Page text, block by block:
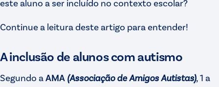
este aluno a ser incluído no contexto escolar?
Continue a leitura deste artigo para entender!
A inclusão de alunos com autismo
Segundo a AMA (Associação de Amigos Autistas), 1 a